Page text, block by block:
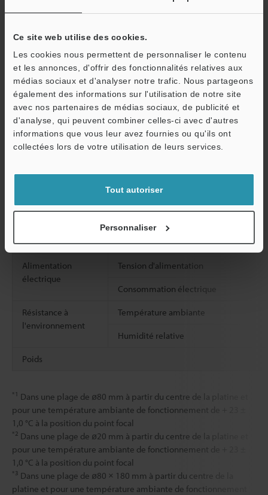
Ce site web utilise des cookies.
Les cookies nous permettent de personnaliser le contenu
et les annonces, d'offrir des fonctionnalités relatives aux
médias sociaux et d'analyser notre trafic. Nous partageons
également des informations sur l'utilisation de notre site
avec nos partenaires de médias sociaux, de publicité et
d'analyse, qui peuvent combiner celles-ci avec d'autres
informations que vous leur avez fournies ou qu'ils ont
collectées lors de votre utilisation de leurs services.
Tout autoriser
Personnaliser
USB 2.0 série A
Enregistrement Disque dur
Système d'éclairage Transmission
Annulaire
Plage de déplacement
Charge maximale
Alimentation
électrique
Tension d'alimentation
Consommation électrique
Résistance à
l'environnement
Température ambiante
Humidité relative
Poids
*1 Dans une plage de ø80 mm à partir du centre de la platine et
pour une température ambiante de fonctionnement de + 23 ±
1,0 °C à la position du point focal
*2 Dans une plage de ø20 mm à partir du centre de la platine et
pour une température ambiante de fonctionnement de + 23 ±
1,0 °C à la position du point focal
*3 Dans une plage de ø80 × 180 mm à partir du centre de la
platine et pour une température ambiante de fonctionnement
Service / SAV